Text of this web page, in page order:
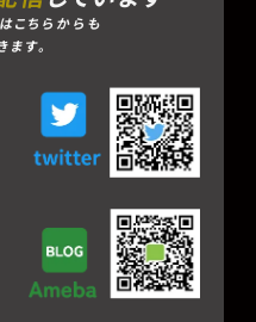
こちらからも
ます。